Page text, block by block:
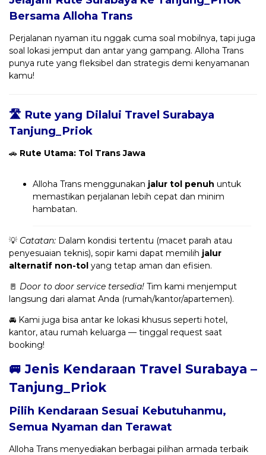
Bersama Alloha Trans
Perjalanan nyaman itu nggak cuma soal mobilnya, tapi juga
soal lokasi jemput dan antar yang gampang. Alloha Trans
punya rute yang fleksibel dan strategis demi kenyamanan
kamu!
🛣️ Rute yang Dilalui Travel Surabaya
Tanjung_Priok
🚗 Rute Utama: Tol Trans Jawa
Alloha Trans menggunakan jalur tol penuh untuk
memastikan perjalanan lebih cepat dan minim
hambatan.
💡 Catatan: Dalam kondisi tertentu (macet parah atau
penyesuaian teknis), sopir kami dapat memilih jalur
alternatif non-tol yang tetap aman dan efisien.
🚪 Door to door service tersedia! Tim kami menjemput
langsung dari alamat Anda (rumah/kantor/apartemen).
🚘 Kami juga bisa antar ke lokasi khusus seperti hotel,
kantor, atau rumah keluarga — tinggal request saat
booking!
🚐 Jenis Kendaraan Travel Surabaya –
Tanjung_Priok
Pilih Kendaraan Sesuai Kebutuhanmu,
Semua Nyaman dan Terawat
Alloha Trans menyediakan berbagai pilihan armada terbaik